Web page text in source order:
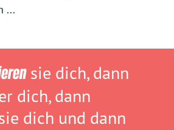
...
sie dich, dann
dich, dann
dich und dann